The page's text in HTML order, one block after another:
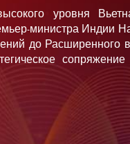
уровня
министра Индии
до Расширенного
сопряжение